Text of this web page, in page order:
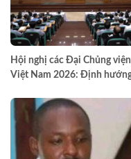
Hội nghị các Đại Chủng viện
Việt Nam 2026: Định hướng